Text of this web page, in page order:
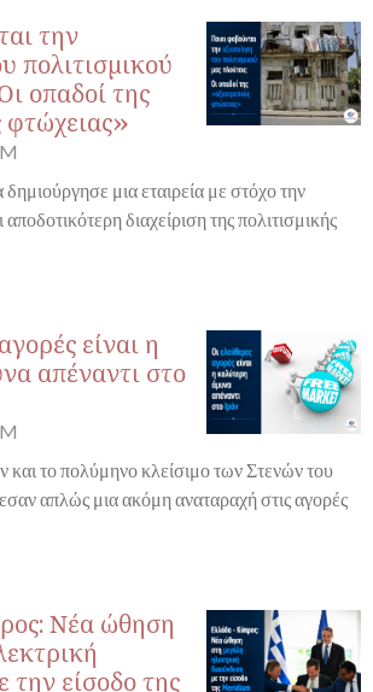
την
πολιτισμικού
οπαδοί της
φτώχειας»
μια εταιρεία με στόχο την
διαχείριση της πολιτισμικής
είναι η
απέναντι στο
και το πολύμηνο κλείσιμο των Στενών του
απλώς μια ακόμη αναταραχή στις αγορές
Νέα ώθηση
την είσοδο της